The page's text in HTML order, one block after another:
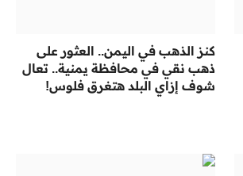
كنز الذهب في اليمن.. العثور على
ذهب نقي في محافظة يمنية.. تعال
شوف إزاي البلد هتغرق فلوس!